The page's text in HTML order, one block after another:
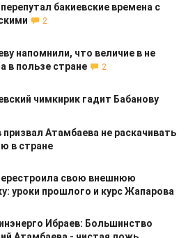
бакиевские времена с
2
напомнили, что величие в не
в пользе стране
2
чимкирик гадит Бабанову
призвал Атамбаева не раскачивать
в стране
свою внешнюю
уроки прошлого и курс Жапарова
Ибраев: Большинство